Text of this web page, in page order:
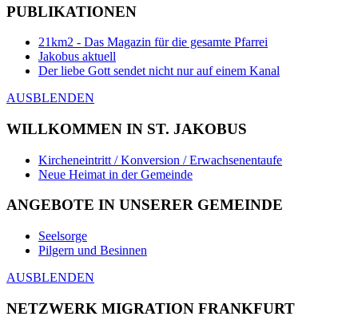
PUBLIKATIONEN
21km2 - Das Magazin für die gesamte Pfarrei
Jakobus aktuell
Der liebe Gott sendet nicht nur auf einem Kanal
AUSBLENDEN
WILLKOMMEN IN ST. JAKOBUS
Kircheneintritt / Konversion / Erwachsenentaufe
Neue Heimat in der Gemeinde
ANGEBOTE IN UNSERER GEMEINDE
Seelsorge
Pilgern und Besinnen
AUSBLENDEN
NETZWERK MIGRATION FRANKFURT